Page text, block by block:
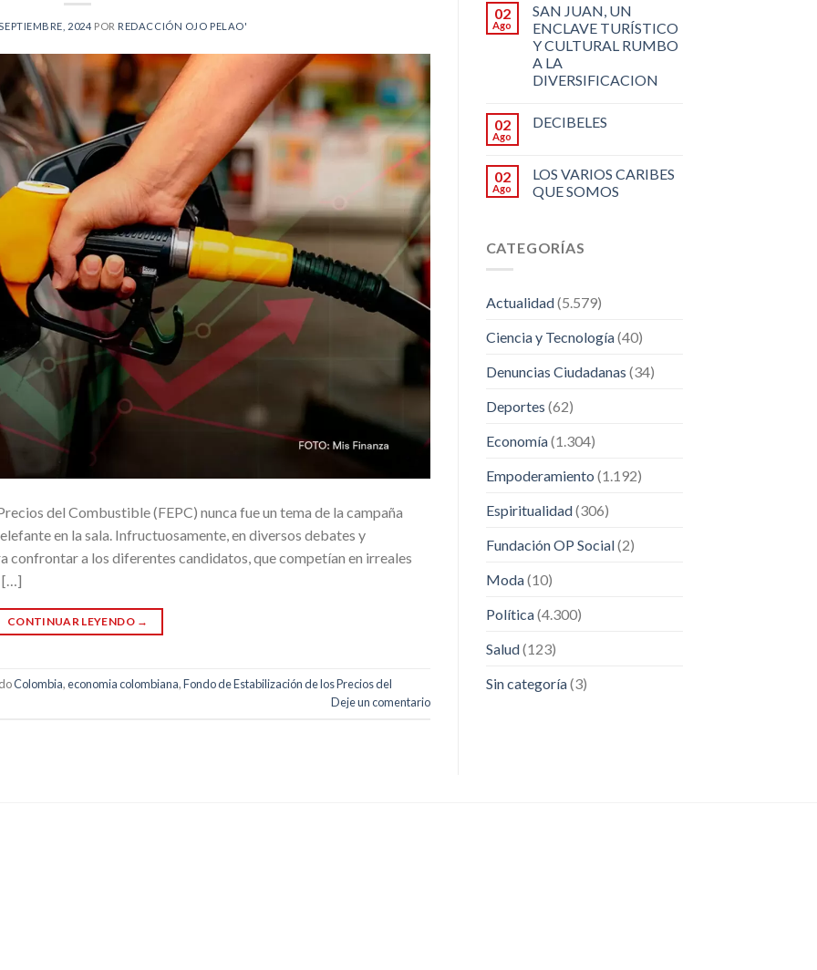
2024 POR REDACCIÓN OJO PELAO'
del Combustible (FEPC) nunca fue un tema de la campaña
en la sala. Infructuosamente, en diversos debates y
confrontar a los diferentes candidatos, que competían en irreales
[…]
CONTINUAR LEYENDO →
Colombia,economia colombiana,Fondo de Estabilización de los Precios del
Deje un comentario
02
Ago
SAN JUAN, UN
ENCLAVE TURÍSTICO
Y CULTURAL RUMBO
A LA
DIVERSIFICACION
02
Ago
DECIBELES
02
Ago
LOS VARIOS CARIBES
QUE SOMOS
CATEGORÍAS
Actualidad(5.579)
Ciencia y Tecnología(40)
Denuncias Ciudadanas (34)
Deportes (62)
Economía(1.304)
Empoderamiento (1.192)
Espiritualidad(306)
Fundación OP Social(2)
Moda(10)
Política(4.300)
Salud(123)
Sin categoría(3)